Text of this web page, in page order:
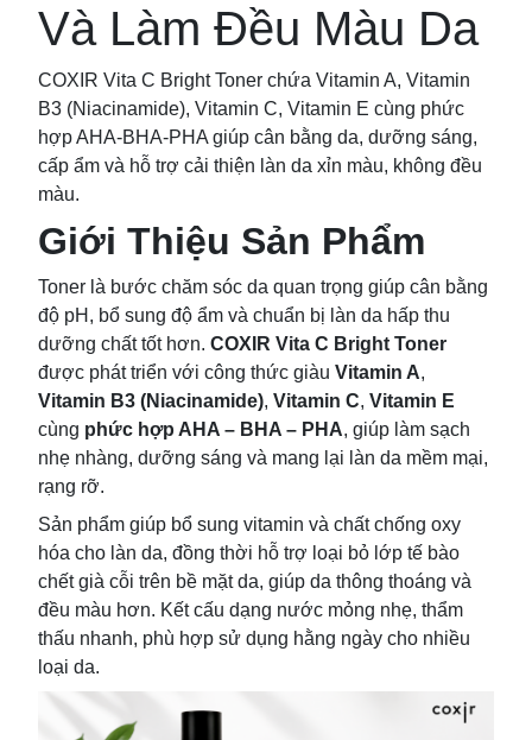
Và Làm Đều Màu Da
COXIR Vita C Bright Toner chứa Vitamin A, Vitamin
B3 (Niacinamide), Vitamin C, Vitamin E cùng phức
hợp AHA-BHA-PHA giúp cân bằng da, dưỡng sáng,
cấp ẩm và hỗ trợ cải thiện làn da xỉn màu, không đều
màu.
Giới Thiệu Sản Phẩm
Toner là bước chăm sóc da quan trọng giúp cân bằng
độ pH, bổ sung độ ẩm và chuẩn bị làn da hấp thu
dưỡng chất tốt hơn. COXIR Vita C Bright Toner
được phát triển với công thức giàu Vitamin A,
Vitamin B3 (Niacinamide), Vitamin C, Vitamin E
cùng phức hợp AHA – BHA – PHA, giúp làm sạch
nhẹ nhàng, dưỡng sáng và mang lại làn da mềm mại,
rạng rỡ.
Sản phẩm giúp bổ sung vitamin và chất chống oxy
hóa cho làn da, đồng thời hỗ trợ loại bỏ lớp tế bào
chết già cỗi trên bề mặt da, giúp da thông thoáng và
đều màu hơn. Kết cấu dạng nước mỏng nhẹ, thẩm
thấu nhanh, phù hợp sử dụng hằng ngày cho nhiều
loại da.